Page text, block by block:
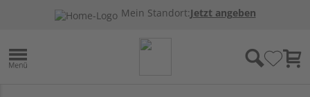
Mein Standort:Jetzt angeben